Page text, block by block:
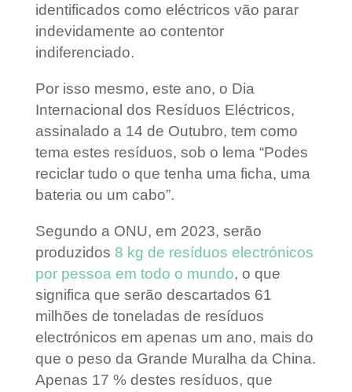
identificados como eléctricos vão parar
indevidamente ao contentor
indiferenciado.
Por isso mesmo, este ano, o Dia
Internacional dos Resíduos Eléctricos,
assinalado a 14 de Outubro, tem como
tema estes resíduos, sob o lema “Podes
reciclar tudo o que tenha uma ficha, uma
bateria ou um cabo”.
Segundo a ONU, em 2023, serão
produzidos 8 kg de resíduos electrónicos
por pessoa em todo o mundo, o que
significa que serão descartados 61
milhões de toneladas de resíduos
electrónicos em apenas um ano, mais do
que o peso da Grande Muralha da China.
Apenas 17 % destes resíduos, que